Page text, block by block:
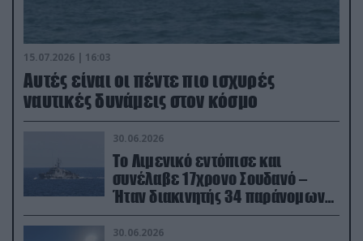
15.07.2026 | 16:03
Aυτές είναι οι πέντε πιο ισχυρές
ναυτικές δυνάμεις στον κόσμο
30.06.2026
Το Λιμενικό εντόπισε και
συνέλαβε 17χρονο Σουδανό –
Ήταν διακινητής 34 παράνομων
μεταναστών
30.06.2026